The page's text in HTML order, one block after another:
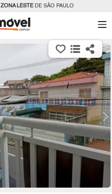
ZONA LESTEDE SÃO PAULO